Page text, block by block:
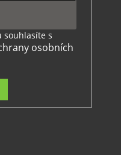
souhlasíte s
osobních